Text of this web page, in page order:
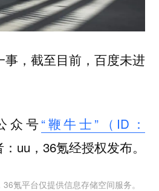
事，截至目前，百度未进
众号“鞭牛士”（ID：
：uu，36氪经授权发布。
氪平台仅提供信息存储空间服务。